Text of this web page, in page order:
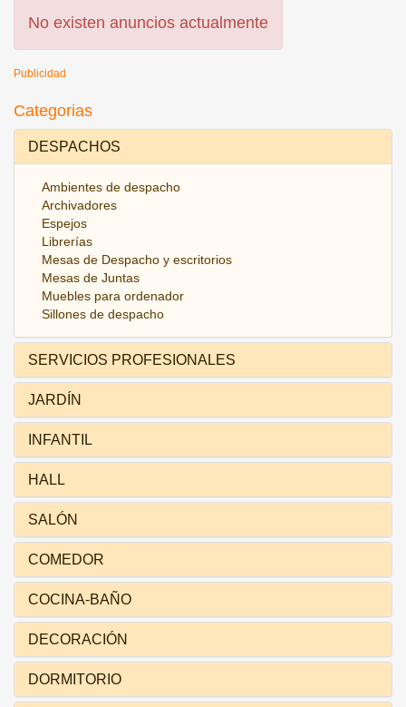
No existen anuncios actualmente
Publicidad
Categorias
DESPACHOS
Ambientes de despacho
Archivadores
Espejos
Librerías
Mesas de Despacho y escritorios
Mesas de Juntas
Muebles para ordenador
Sillones de despacho
SERVICIOS PROFESIONALES
JARDÍN
INFANTIL
HALL
SALÓN
COMEDOR
COCINA-BAÑO
DECORACIÓN
DORMITORIO